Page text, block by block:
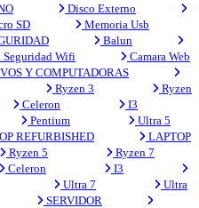
Disco Externo
SD
Memoria Usb
Balun
Seguridad Wifi
Camara Web
Y COMPUTADORAS
Ryzen 3
Ryzen
Celeron
I3
Pentium
Ultra 5
REFURBISHED
LAPTOP
Ryzen 5
Ryzen 7
Celeron
I3
Ultra 7
Ultra
SERVIDOR